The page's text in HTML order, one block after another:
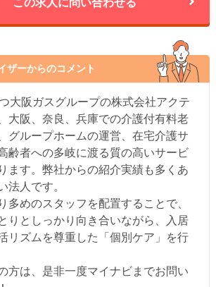
この求人に問い合わせる
ザーからのコメント
大阪ガスグループの株式会社アクテ
大阪、奈良、兵庫での介護付有料老
グループホームの運営、在宅介護サ
齢者への多岐に渡る質の高いサービ
ます。弊社からの紹介実績も多くあ
法人です。
多めのスタッフを配置することで、
りとしっかり向き合いながら、入居
リズムを尊重した「個別ケア」を行
方は、是非一度マイナビまでお問い